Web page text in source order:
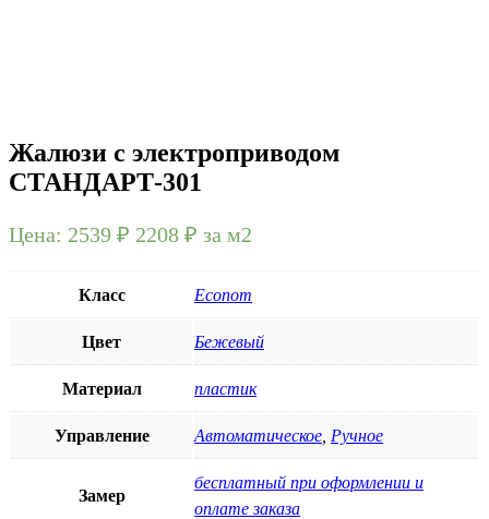
Жалюзи с электроприводом
СТАНДАРТ-301
Цена: 2539 ₽ 2208 ₽ за м2
Класс Econom
Цвет Бежевый
Материал пластик
Управление Автоматическое Ручное
Замер
бесплатный при оформлении и
оплате заказа